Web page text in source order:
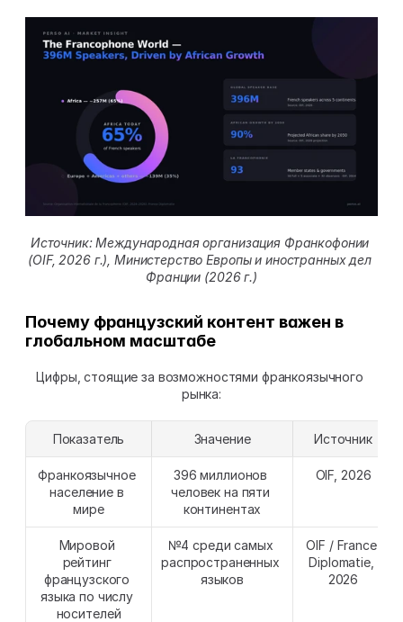
Источник: Международная организация Франкофонии
(OIF, 2026 г.), Министерство Европы и иностранных дел
Франции (2026 г.)
Почему французский контент важен в
глобальном масштабе
Цифры, стоящие за возможностями франкоязычного
рынка:
Показатель Значение Источник
Франкоязычное
население в
мире
396 миллионов
человек на пяти
континентах
OIF, 2026
Мировой
рейтинг
французского
языка по числу
носителей
№4 среди самых
распространенных
языков
OIF / France
Diplomatie,
2026